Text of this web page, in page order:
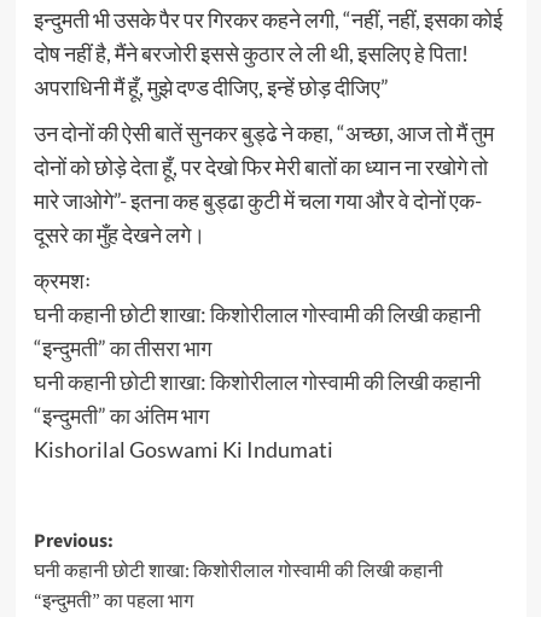
इन्दुमती भी उसके पैर पर गिरकर कहने लगी, “नहीं, नहीं, इसका कोई
दोष नहीं है, मैंने बरजोरी इससे कुठार ले ली थी, इसलिए हे पिता!
अपराधिनी मैं हूँ, मुझे दण्ड दीजिए, इन्हें छोड़ दीजिए”
उन दोनों की ऐसी बातें सुनकर बुड्ढे ने कहा, “अच्छा, आज तो मैं तुम
दोनों को छोड़े देता हूँ, पर देखो फिर मेरी बातों का ध्यान ना रखोगे तो
मारे जाओगे”- इतना कह बुड्ढा कुटी में चला गया और वे दोनों एक-
दूसरे का मुँह देखने लगे।
क्रमशः
घनी कहानी छोटी शाखा: किशोरीलाल गोस्वामी की लिखी कहानी
“इन्दुमती” का तीसरा भाग
घनी कहानी छोटी शाखा: किशोरीलाल गोस्वामी की लिखी कहानी
“इन्दुमती” का अंतिम भाग
Kishorilal Goswami Ki Indumati
Post
navigation
Previous:
घनी कहानी छोटी शाखा: किशोरीलाल गोस्वामी की लिखी कहानी
“इन्दुमती” का पहला भाग